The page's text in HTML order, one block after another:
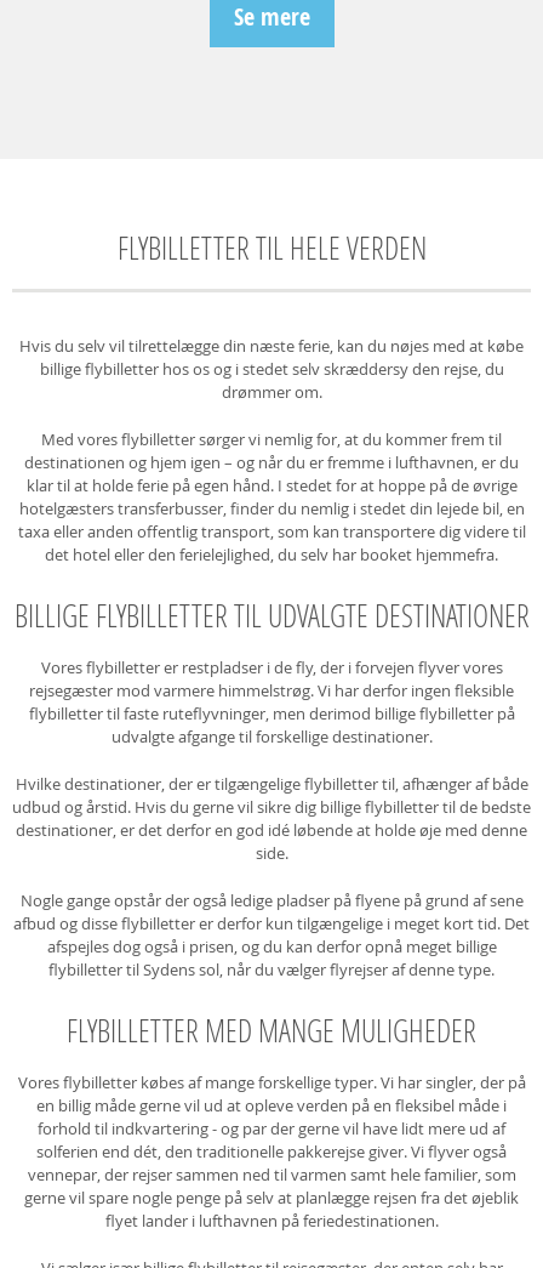
Se mere
FLYBILLETTER TIL HELE VERDEN
Hvis du selv vil tilrettelægge din næste ferie, kan du nøjes med at købe
billige flybilletter hos os og i stedet selv skræddersy den rejse, du
drømmer om.
Med vores flybilletter sørger vi nemlig for, at du kommer frem til
destinationen og hjem igen – og når du er fremme i lufthavnen, er du
klar til at holde ferie på egen hånd. I stedet for at hoppe på de øvrige
hotelgæsters transferbusser, finder du nemlig i stedet din lejede bil, en
taxa eller anden offentlig transport, som kan transportere dig videre til
det hotel eller den ferielejlighed, du selv har booket hjemmefra.
BILLIGE FLYBILLETTER TIL UDVALGTE DESTINATIONER
Vores flybilletter er restpladser i de fly, der i forvejen flyver vores
rejsegæster mod varmere himmelstrøg. Vi har derfor ingen fleksible
flybilletter til faste ruteflyvninger, men derimod billige flybilletter på
udvalgte afgange til forskellige destinationer.
Hvilke destinationer, der er tilgængelige flybilletter til, afhænger af både
udbud og årstid. Hvis du gerne vil sikre dig billige flybilletter til de bedste
destinationer, er det derfor en god idé løbende at holde øje med denne
side.
Nogle gange opstår der også ledige pladser på flyene på grund af sene
afbud og disse flybilletter er derfor kun tilgængelige i meget kort tid. Det
afspejles dog også i prisen, og du kan derfor opnå meget billige
flybilletter til Sydens sol, når du vælger flyrejser af denne type.
FLYBILLETTER MED MANGE MULIGHEDER
Vores flybilletter købes af mange forskellige typer. Vi har singler, der på
en billig måde gerne vil ud at opleve verden på en fleksibel måde i
forhold til indkvartering - og par der gerne vil have lidt mere ud af
solferien end dét, den traditionelle pakkerejse giver. Vi flyver også
vennepar, der rejser sammen ned til varmen samt hele familier, som
gerne vil spare nogle penge på selv at planlægge rejsen fra det øjeblik
flyet lander i lufthavnen på feriedestinationen.